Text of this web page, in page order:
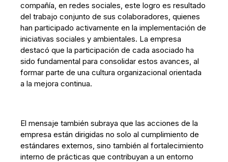
compañía, en redes sociales, este logro es resultado
del trabajo conjunto de sus colaboradores, quienes
han participado activamente en la implementación de
iniciativas sociales y ambientales. La empresa
destacó que la participación de cada asociado ha
sido fundamental para consolidar estos avances, al
formar parte de una cultura organizacional orientada
a la mejora continua.
El mensaje también subraya que las acciones de la
empresa están dirigidas no solo al cumplimiento de
estándares externos, sino también al fortalecimiento
interno de prácticas que contribuyan a un entorno